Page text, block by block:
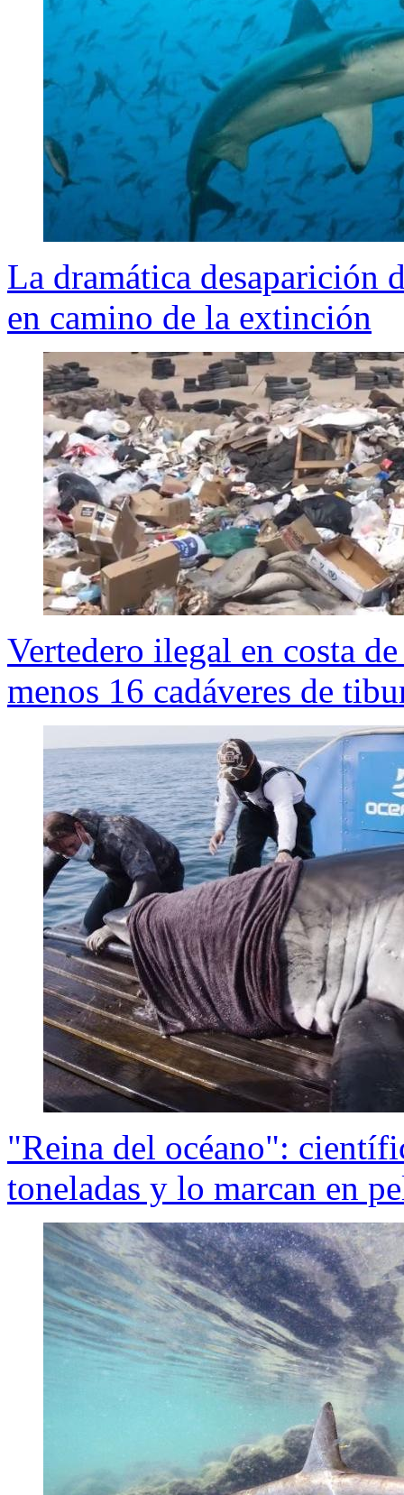
La dramática desaparición
en camino de la extinción
Vertedero ilegal en costa
menos 16 cadáveres de
"Reina del océano":
toneladas y lo marcan en